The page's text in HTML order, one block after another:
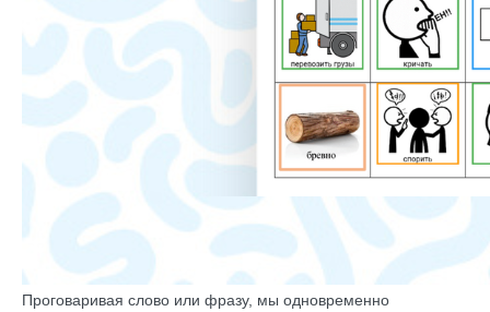
Проговаривая слово или фразу, мы одновременно